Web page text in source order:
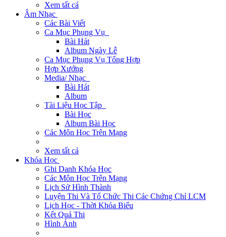
Xem tất cả
Âm Nhạc
Các Bài Viết
Ca Mục Phụng Vụ
Bài Hát
Album Ngày Lễ
Ca Mục Phụng Vụ Tổng Hợp
Hợp Xướng
Media/ Nhạc
Bài Hát
Album
Tài Liệu Học Tập
Bài Học
Album Bài Học
Các Môn Học Trên Mạng
Xem tất cả
Khóa Học
Ghi Danh Khóa Học
Các Môn Học Trên Mạng
Lịch Sử Hình Thành
Luyện Thi Và Tổ Chức Thi Các Chứng Chỉ LCM
Lịch Học - Thời Khóa Biểu
Kết Quả Thi
Hình Ảnh